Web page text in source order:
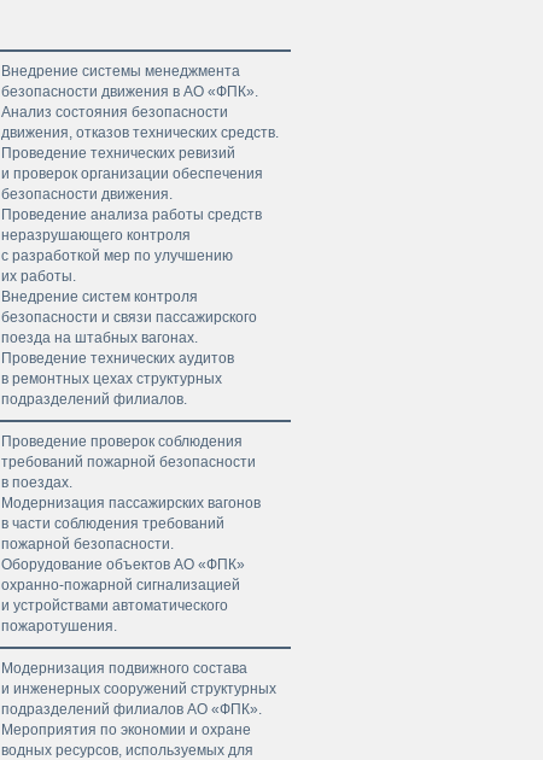
Внедрение системы менеджмента
безопасности движения в АО «ФПК».
Анализ состояния безопасности
движения, отказов технических средств.
Проведение технических ревизий
и проверок организации обеспечения
безопасности движения.
Проведение анализа работы средств
неразрушающего контроля
с разработкой мер по улучшению
их работы.
Внедрение систем контроля
безопасности и связи пассажирского
поезда на штабных вагонах.
Проведение технических аудитов
в ремонтных цехах структурных
подразделений филиалов.
Проведение проверок соблюдения
требований пожарной безопасности
в поездах.
Модернизация пассажирских вагонов
в части соблюдения требований
пожарной безопасности.
Оборудование объектов АО «ФПК»
охранно-пожарной сигнализацией
и устройствами автоматического
пожаротушения.
Модернизация подвижного состава
и инженерных сооружений структурных
подразделений филиалов АО «ФПК».
Мероприятия по экономии и охране
водных ресурсов, используемых для